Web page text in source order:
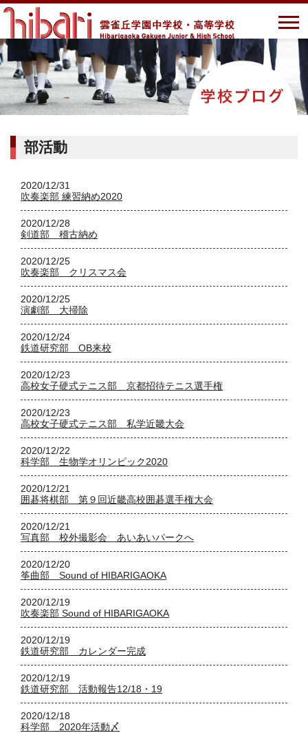
部活動
2020/12/31
吹奏楽部 練習納め2020
2020/12/28
剣道部 稽古納め
2020/12/25
吹奏楽部 クリスマス会
2020/12/25
演劇部 大掃除
2020/12/24
鉄道研究部 OB来校
2020/12/23
高校女子硬式テニス部 京都招待テニス選手権
2020/12/23
高校女子硬式テニス部 私学近畿大会
2020/12/22
科学部 生物学オリンピック2020
2020/12/21
囲碁将棋部 第９回近畿高校囲碁選手権大会
2020/12/21
写真部 校外撮影会 あいあいパークへ
2020/12/20
筝曲部 Sound of HIBARIGAOKA
2020/12/19
吹奏楽部 Sound of HIBARIGAOKA
2020/12/19
鉄道研究部 カレンダー完成
2020/12/19
鉄道研究部 活動報告12/18・19
2020/12/18
科学部 2020年活動〆